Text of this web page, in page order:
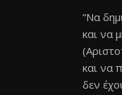
“Να
και να
και να
δεν